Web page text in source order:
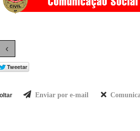
‹
Enviar por e-mail